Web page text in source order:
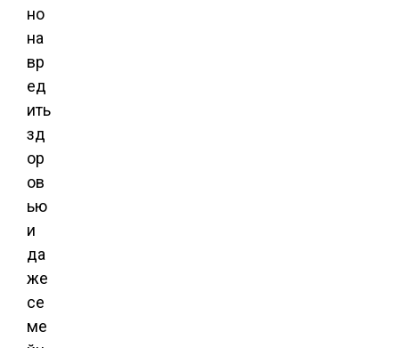
но
на
вр
ед
ить
зд
ор
ов
ью
и
да
же
се
ме